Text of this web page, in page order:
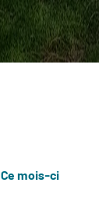
Ce mois-ci